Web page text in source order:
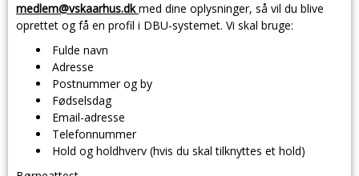
medlem@vskaarhus.dkmed dine oplysninger, så vil du blive
oprettet og få en profil i DBU-systemet. Vi skal bruge:
Fulde navn
Adresse
Postnummer og by
Fødselsdag
Email-adresse
Telefonnummer
Hold og holdhverv (hvis du skal tilknyttes et hold)